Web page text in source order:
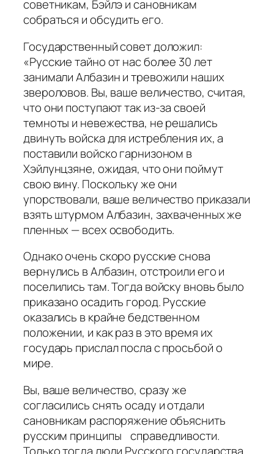
советникам, Бэйлэ и сановникам
собраться и обсудить его.
Государственный совет доложил:
«Русские тайно от нас более 30 лет
занимали Албазин и тревожили наших
звероловов. Вы, ваше величество, считая,
что они поступают так из-за своей
темноты и невежества, не решались
двинуть войска для истребления их, а
поставили войско гарнизоном в
Хэйлунцзяне, ожидая, что они поймут
свою вину. Поскольку же они
упорствовали, ваше величество приказали
взять штурмом Албазин, захваченных же
пленных — всех освободить.
Однако очень скоро русские снова
вернулись в Албазин, отстроили его и
поселились там. Тогда войску вновь было
приказано осадить город. Русские
оказались в крайне бедственном
положении, и как раз в это время их
государь прислал посла с просьбой о
мире.
Вы, ваше величество, сразу же
согласились снять осаду и отдали
сановникам распоряжение объяснить
русским принципы справедливости.